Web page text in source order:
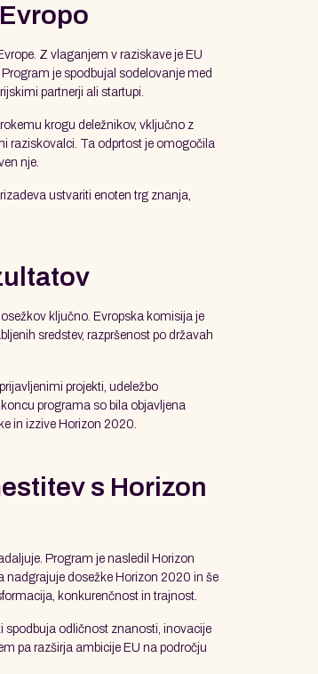
Z vlaganjem v raziskave je EU
je spodbujal sodelovanje med
partnerji ali startupi.
krogu deležnikov, vključno z
raziskovalci. Ta odprtost je omogočila
nje.
ustvariti enoten trg znanja,
ključno. Evropska komisija je
sredstev, razpršenost po državah
projekti, udeležbo
programa so bila objavljena
in izzive Horizon 2020.
s Horizon
Program je nasledil Horizon
nadgrajuje dosežke Horizon 2020 in še
konkurenčnost in trajnost.
spodbuja odličnost znanosti, inovacije
pa razširja ambicije EU na področju